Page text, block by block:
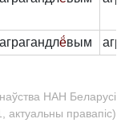
аграгандлё́вым
НАН Беларусі
актуальны правапіс)